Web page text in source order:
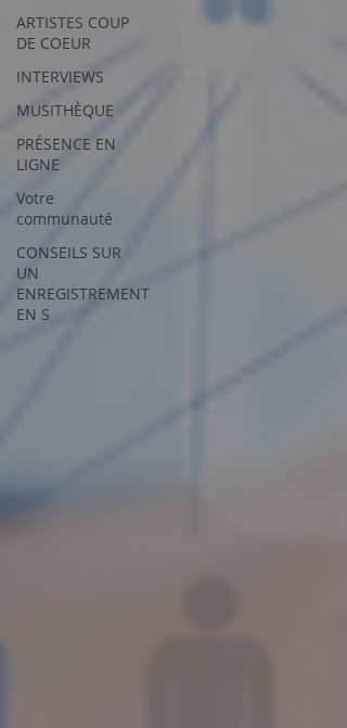
ARTISTES COUP
DE COEUR
INTERVIEWS
MUSITHÈQUE
PRÉSENCE EN
LIGNE
Votre
communauté
CONSEILS SUR
UN
ENREGISTREMENT
EN S